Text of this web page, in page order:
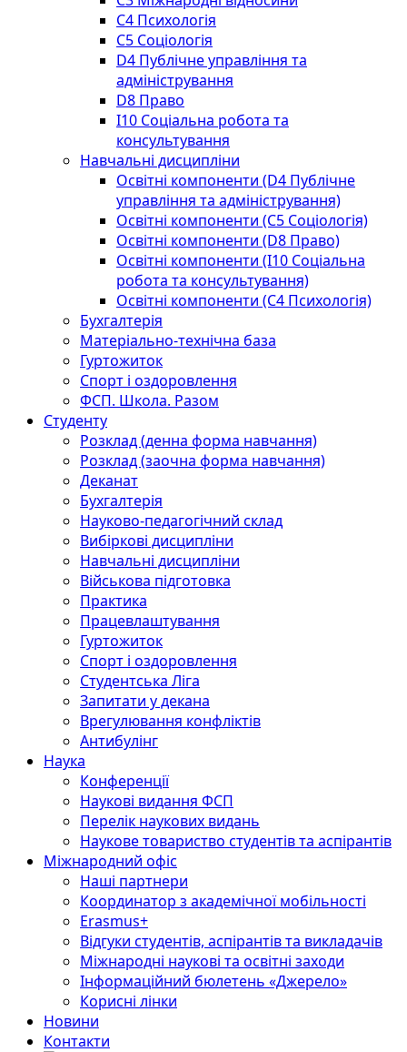
C4 Психологія
С5 Соціологія
D4 Публічне управління та
адміністрування
D8 Право
I10 Соціальна робота та
консультування
Навчальні дисципліни
Освітні компоненти (D4 Публічне
управління та адміністрування)
Освітні компоненти (С5 Соціологія)
Освітні компоненти (D8 Право)
Освітні компоненти (I10 Соціальна
робота та консультування)
Освітні компоненти (С4 Психологія)
Бухгалтерія
Матеріально-технічна база
Гуртожиток
Спорт і оздоровлення
ФСП. Школа. Разом
Студенту
Розклад (денна форма навчання)
Розклад (заочна форма навчання)
Деканат
Бухгалтерія
Науково-педагогічний склад
Вибіркові дисципліни
Навчальні дисципліни
Військова підготовка
Практика
Працевлаштування
Гуртожиток
Спорт і оздоровлення
Студентська Ліга
Запитати у декана
Врегулювання конфліктів
Антибулінг
Наука
Конференції
Наукові видання ФСП
Перелік наукових видань
Наукове товариство студентів та аспірантів
Міжнародний офіс
Наші партнери
Координатор з академічної мобільності
Erasmus+
Відгуки студентів, аспірантів та викладачів
Міжнародні наукові та освітні заходи
Інформаційний бюлетень «Джерело»
Корисні лінки
Новини
Контакти